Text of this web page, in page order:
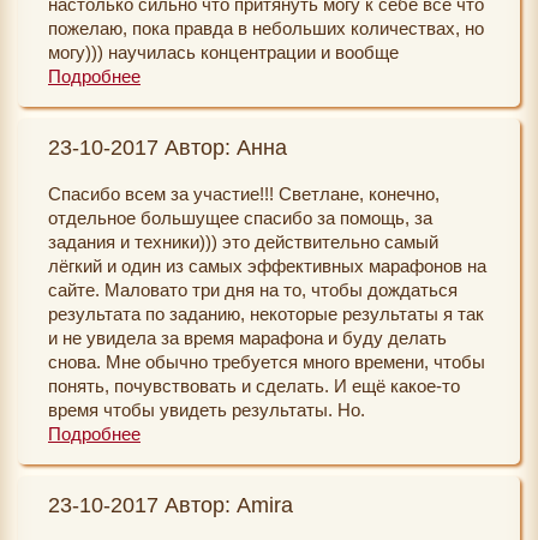
настолько сильно что притянуть могу к себе все что
пожелаю, пока правда в небольших количествах, но
могу))) научилась концентрации и вообще
постепенно незаметно глазу у меня поменялся мир и
первую очередь изменить себя!
Подробнее
23-10-2017 Автор: Анна
Спасибо всем за участие!!! Светлане, конечно,
отдельное большущее спасибо за помощь, за
задания и техники))) это действительно самый
лёгкий и один из самых эффективных марафонов на
сайте. Маловато три дня на то, чтобы дождаться
результата по заданию, некоторые результаты я так
и не увидела за время марафона и буду делать
снова. Мне обычно требуется много времени, чтобы
понять, почувствовать и сделать. И ещё какое-то
время чтобы увидеть результаты. Но.
Чудеса были))) точно были))) стали появляться
самом деле))) столько было хороших мелочей за
Подробнее
23-10-2017 Автор: Amira